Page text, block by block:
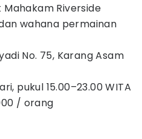
Riverside
wahana permainan
No. 75, Karang Asam
pukul 15.00–23.00 WITA
/ orang